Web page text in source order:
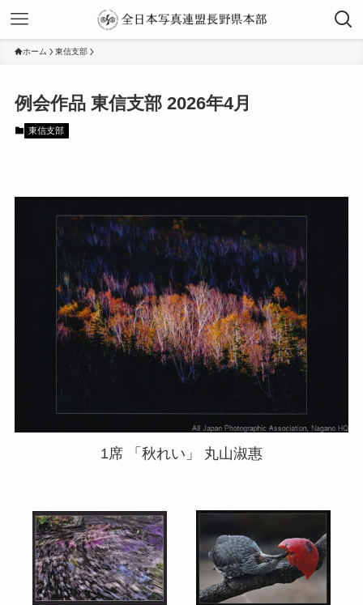
ホーム 東信支部
2026年4月
東信支部
1席 「秋れい」 丸山淑惠